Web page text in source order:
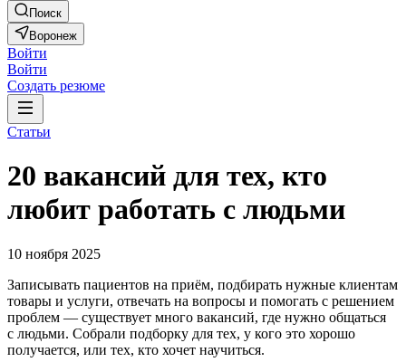
Поиск
Воронеж
Войти
Войти
Создать резюме
Статьи
20 вакансий для тех, кто
любит работать с людьми
10 ноября 2025
Записывать пациентов на приём, подбирать нужные клиентам
товары и услуги, отвечать на вопросы и помогать с решением
проблем — существует много вакансий, где нужно общаться
с людьми. Собрали подборку для тех, у кого это хорошо
получается, или тех, кто хочет научиться.